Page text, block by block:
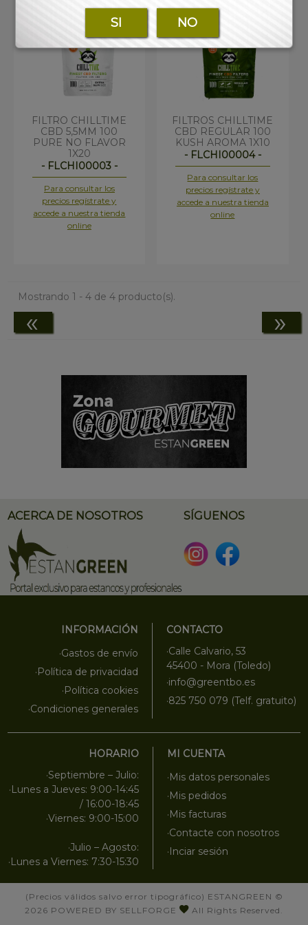
FILTRO CHILLTIME
CBD 5,5MM 100
PURE NO FLAVOR
1X20
- FLCHI00003 -
Para consultar los
precios regístrate y
accede a nuestra tienda
online
FILTROS CHILLTIME
CBD REGULAR 100
KUSH AROMA 1X10
- FLCHI00004 -
Para consultar los
precios regístrate y
accede a nuestra tienda
online
Mostrando 1 - 4 de 4 producto(s).
« »
ACERCA DE NOSOTROS SÍGUENOS
INFORMACIÓN
·Gastos de envío
·Política de privacidad
·Política cookies
·Condiciones generales
CONTACTO
·Calle Calvario, 53
45400 - Mora (Toledo)
·info@greentbo.es
·825 750 079 (Telf. gratuito)
HORARIO
·Septiembre – Julio:
·Lunes a Jueves: 9:00-14:45
/ 16:00-18:45
·Viernes: 9:00-15:00
·Julio – Agosto:
·Lunes a Viernes: 7:30-15:30
MI CUENTA
·Mis datos personales
·Mis pedidos
·Mis facturas
·Contacte con nosotros
·Inciar sesión
(Precios válidos salvo error tipográfico) ESTANGREEN ©
2026 POWERED BY SELLFORGE All Rights Reserved.
SI NO